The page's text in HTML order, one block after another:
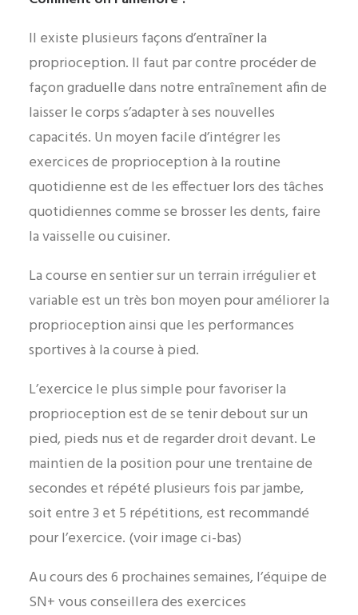
Il existe plusieurs façons d’entraîner la
proprioception. Il faut par contre procéder de
façon graduelle dans notre entraînement afin de
laisser le corps s’adapter à ses nouvelles
capacités. Un moyen facile d’intégrer les
exercices de proprioception à la routine
quotidienne est de les effectuer lors des tâches
quotidiennes comme se brosser les dents, faire
la vaisselle ou cuisiner.
La course en sentier sur un terrain irrégulier et
variable est un très bon moyen pour améliorer la
proprioception ainsi que les performances
sportives à la course à pied.
L’exercice le plus simple pour favoriser la
proprioception est de se tenir debout sur un
pied, pieds nus et de regarder droit devant. Le
maintien de la position pour une trentaine de
secondes et répété plusieurs fois par jambe,
soit entre 3 et 5 répétitions, est recommandé
pour l’exercice. (voir image ci-bas)
Au cours des 6 prochaines semaines, l’équipe de
SN+ vous conseillera des exercices